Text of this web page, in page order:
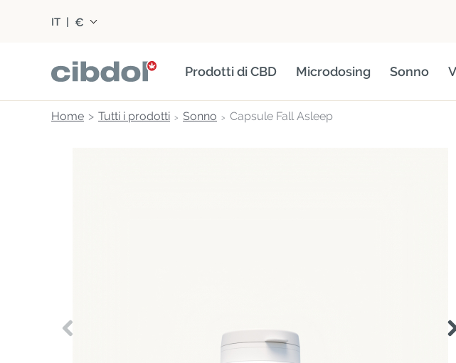
IT | €
Prodotti di CBD Microdosing Sonno
Home Tutti i prodotti Sonno Capsule Fall Asleep